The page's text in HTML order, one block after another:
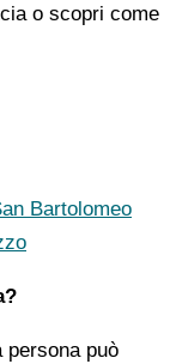
o scopri come
Bartolomeo
persona può